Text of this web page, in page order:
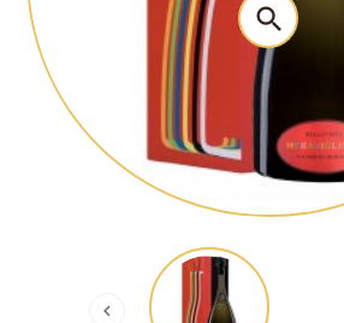
search
